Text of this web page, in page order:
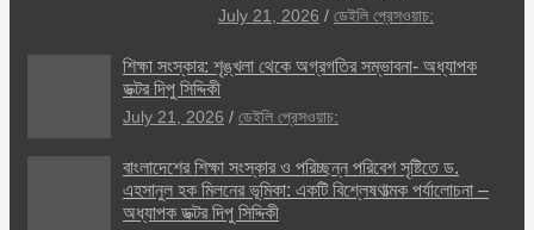
July 21, 2026 ডেইলি প্রেসওয়াচ:
শিক্ষা সংস্কার: শৃঙ্খলা থেকে অগ্রগতির সম্ভাবনা- অধ্যাপক
ডক্টর দিপু সিদ্দিকী
July 21, 2026 ডেইলি প্রেসওয়াচ:
বাংলাদেশের শিক্ষা সংস্কার ও পরিচ্ছন্ন পরিবেশ সৃষ্টিতে ড.
এহসানুল হক মিলনের ভূমিকা: একটি বিশ্লেষণাত্মক পর্যালোচনা –
অধ্যাপক ডক্টর দিপু সিদ্দিকী